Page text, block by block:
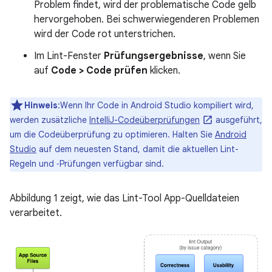
Problem findet, wird der problematische Code gelb
hervorgehoben. Bei schwerwiegenderen Problemen
wird der Code rot unterstrichen.
Im Lint-Fenster Prüfungsergebnisse, wenn Sie
auf Code > Code prüfen klicken.
Hinweis:Wenn Ihr Code in Android Studio kompiliert wird,
werden zusätzliche IntelliJ-Codeüberprüfungen
ausgeführt,
um die Codeüberprüfung zu optimieren. Halten Sie Android
Studio auf dem neuesten Stand, damit die aktuellen Lint-
Regeln und ‑Prüfungen verfügbar sind.
Abbildung 1 zeigt, wie das Lint-Tool App-Quelldateien
verarbeitet.